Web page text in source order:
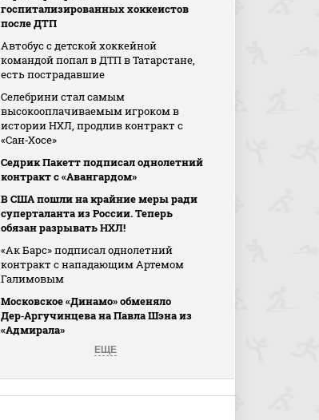
госпитализированных хоккеистов
после ДТП
Автобус с детской хоккейной
командой попал в ДТП в Татарстане,
есть пострадавшие
Селебрини стал самым
высокооплачиваемым игроком в
истории НХЛ, продлив контракт с
«Сан‑Хосе»
Седрик Пакетт подписал однолетний
контракт с «Авангардом»
В США пошли на крайние меры ради
суперталанта из России. Теперь
обязан разрывать НХЛ!
«Ак Барс» подписал однолетний
контракт с нападающим Артемом
Галимовым
Московское «Динамо» обменяло
Дер‑Аргучинцева на Павла Шэна из
«Адмирала»
ЕЩЕ